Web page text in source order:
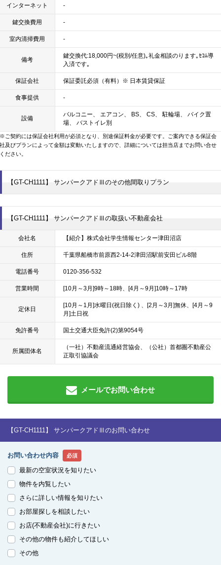
インターネット -
鍵交換費用 -
室内清掃費用 -
備考
鍵交換代:18,000円~(税別/任意)｡礼金相談のります｡ｾｺﾑ導
入済です｡
保証会社 保証委託必須（有料）※ 日本賃貸保証
食事提供 -
設備
バルコニー、 エアコン、 BS、 CS、 駐輪場、 バイク置
場、 バストイレ別
※ご契約には保証会社利用が必須となり、別途保証料金が必要です。ご案内できる保証会
社及びプランによって金額は変動いたしますので、詳細については担当店までお問い合せ
ください。
【GT-CH1111】 サンパークアドⅢのその他間取りプラン
【GT-CH1111】 サンパークアドⅢの取扱い不動産会社
会社名 【紹介】株式会社学生情報センター津田沼店
住所 千葉県船橋市前原西2-14-2津田沼駅前安田ビル8階
電話番号 0120-356-532
営業時間 [10月～3月]9時～18時、[4月～9月]10時～17時
定休日
[10月～1月]水曜日(祝日除く) 、[2月～3月]無休、[4月～9
月]土日祝
免許番号 国土交通大臣免許(2)第9054号
所属団体名
（一社）不動産流通経営協会、（公社）首都圏不動産公
正取引協議会
メールでお問い合わせ
【GT-CH1111】 サンパークアドⅢのお問い合わせ
お問い合わせ内容 必須
最新の空室状況を知りたい
物件を内覧したい
さらに詳しい情報を知りたい
お部屋探しを相談したい
お店(不動産会社)に行きたい
その他の物件も紹介してほしい
その他